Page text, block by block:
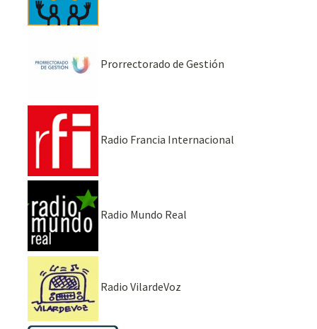
Prorrectorado de Gestión
Radio Francia Internacional
Radio Mundo Real
Radio VilardeVoz